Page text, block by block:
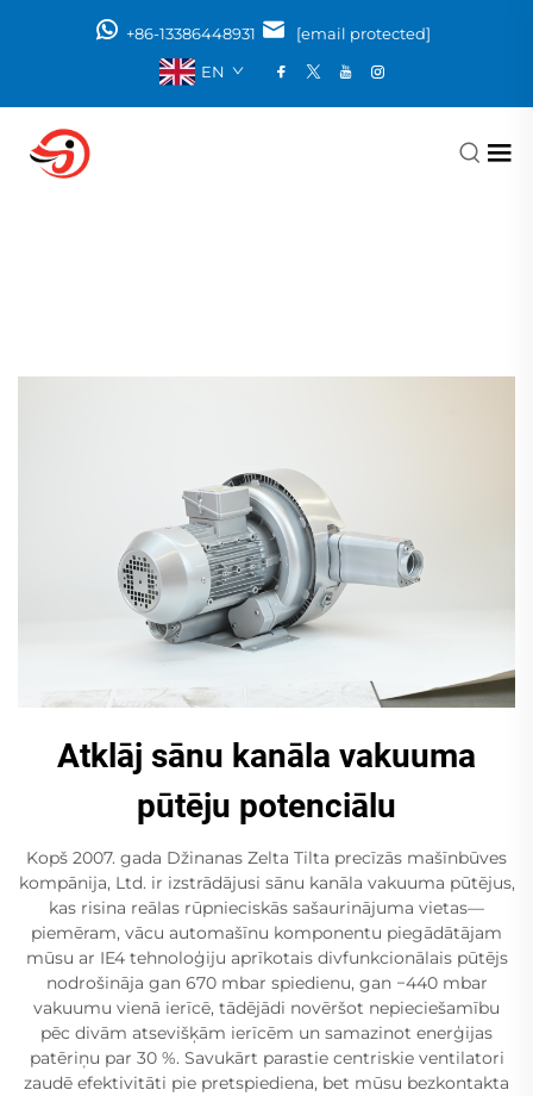
+86-13386448931
[email protected]
EN
Atklāj sānu kanāla vakuuma
pūtēju potenciālu
Kopš 2007. gada Džinanas Zelta Tilta precīzās mašīnbūves
kompānija, Ltd. ir izstrādājusi sānu kanāla vakuuma pūtējus,
kas risina reālas rūpnieciskās sašaurinājuma vietas—
piemēram, vācu automašīnu komponentu piegādātājam
mūsu ar IE4 tehnoloģiju aprīkotais divfunkcionālais pūtējs
nodrošināja gan 670 mbar spiedienu, gan −440 mbar
vakuumu vienā ierīcē, tādējādi novēršot nepieciešamību
pēc divām atsevišķām ierīcēm un samazinot enerģijas
patēriņu par 30 %. Savukārt parastie centriskie ventilatori
zaudē efektivitāti pie pretspiediena, bet mūsu bezkontakta